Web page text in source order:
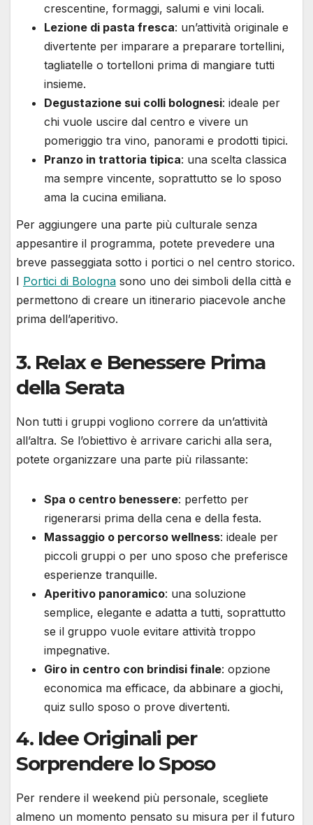
crescentine, formaggi, salumi e vini locali.
Lezione di pasta fresca: un’attività originale e
divertente per imparare a preparare tortellini,
tagliatelle o tortelloni prima di mangiare tutti
insieme.
Degustazione sui colli bolognesi: ideale per
chi vuole uscire dal centro e vivere un
pomeriggio tra vino, panorami e prodotti tipici.
Pranzo in trattoria tipica: una scelta classica
ma sempre vincente, soprattutto se lo sposo
ama la cucina emiliana.
Per aggiungere una parte più culturale senza
appesantire il programma, potete prevedere una
breve passeggiata sotto i portici o nel centro storico.
I Portici di Bologna sono uno dei simboli della città e
permettono di creare un itinerario piacevole anche
prima dell’aperitivo.
3. Relax e Benessere Prima
della Serata
Non tutti i gruppi vogliono correre da un’attività
all’altra. Se l’obiettivo è arrivare carichi alla sera,
potete organizzare una parte più rilassante:
Spa o centro benessere: perfetto per
rigenerarsi prima della cena e della festa.
Massaggio o percorso wellness: ideale per
piccoli gruppi o per uno sposo che preferisce
esperienze tranquille.
Aperitivo panoramico: una soluzione
semplice, elegante e adatta a tutti, soprattutto
se il gruppo vuole evitare attività troppo
impegnative.
Giro in centro con brindisi finale: opzione
economica ma efficace, da abbinare a giochi,
quiz sullo sposo o prove divertenti.
4. Idee Originali per
Sorprendere lo Sposo
Per rendere il weekend più personale, scegliete
almeno un momento pensato su misura per il futuro